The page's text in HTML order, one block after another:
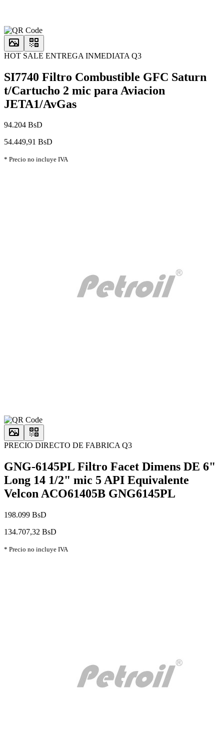
HOT SALE ENTREGA INMEDIATA Q3
SI7740 Filtro Combustible GFC Saturn
t/Cartucho 2 mic para Aviacion
JETA1/AvGas
94.204 BsD
54.449,91 BsD
* Precio no incluye IVA
PRECIO DIRECTO DE FABRICA Q3
GNG-6145PL Filtro Facet Dimens DE 6"
Long 14 1/2" mic 5 API Equivalente
Velcon ACO61405B GNG6145PL
198.099 BsD
134.707,32 BsD
* Precio no incluye IVA